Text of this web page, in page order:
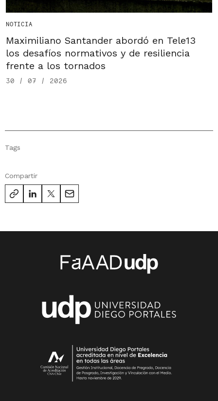
NOTICIA
Maximiliano Santander abordó en Tele13
los desafíos normativos y de resiliencia
frente a los tornados
30 / 07 / 2026
Compartir
Tags